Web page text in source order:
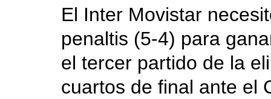
El Inter Movistar
penaltis (5-4) para
el tercer partido de la
cuartos de final ante el